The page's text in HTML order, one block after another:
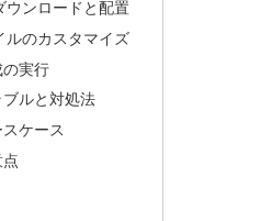
ウンロードと配置
ルのカスタマイズ
実行
ルと対処法
ケース